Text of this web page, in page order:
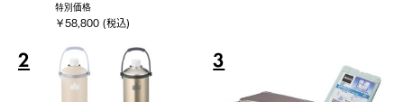
特別価格
￥58,800 (税込)
2 3